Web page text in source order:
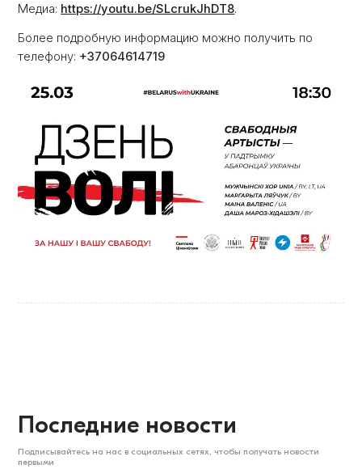
Медиа: https://youtu.be/SLcrukJhDT8.
Более подробную информацию можно получить по
телефону: +37064614719
Последние новости
Подписывайтесь на нас в социальных сетях, чтобы получать новости
первыми